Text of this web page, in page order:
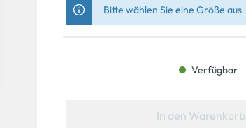
Bitte wählen Sie eine Größe aus
Verfügbar
In den Warenkorb